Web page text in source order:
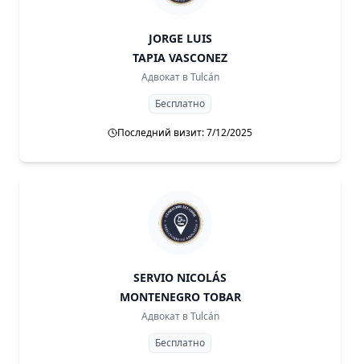
JORGE LUIS
TAPIA VASCONEZ
Адвокат в Tulcán
Бесплатно
Последний визит: 7/12/2025
SERVIO NICOLÁS
MONTENEGRO TOBAR
Адвокат в Tulcán
Бесплатно